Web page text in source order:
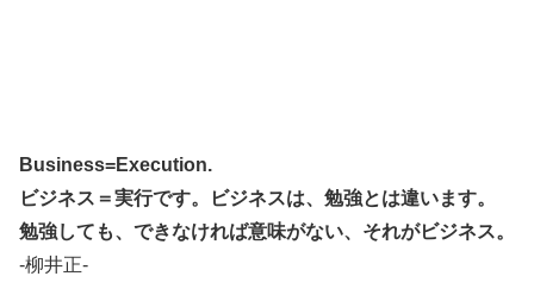
Business=Execution.
ビジネス＝実行です。ビジネスは、勉強とは違います。
勉強しても、できなければ意味がない、それがビジネス。
-柳井正-